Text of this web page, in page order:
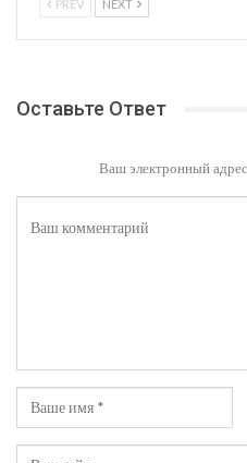
PREV NEXT
Оставьте Ответ
Ваш электронный